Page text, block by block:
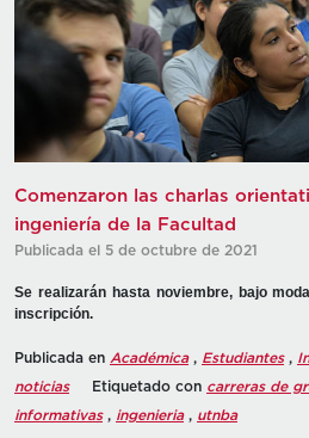
Comenzaron las charlas
ingeniería de la Facultad
Publicada el 5 de octubre de 2021
Se realizarán hasta noviembre, bajo
inscripción.
Publicada en Académica, Estudiantes,
noticias
Etiquetado con carreras de
informativas, ingenieria, utnba